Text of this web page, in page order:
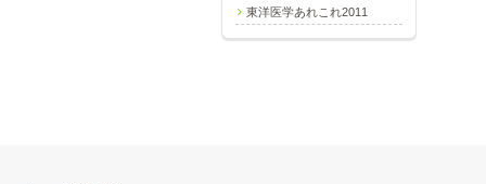
東洋医学あれこれ2011